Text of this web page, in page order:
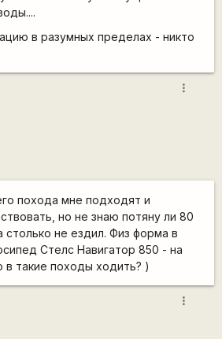
в разумных пределах - никто
more_vert
похода мне подходят и
но не знаю потяну ли 80
столько не ездил. Физ форма в
Стелс Навигатор 850 - на
такие походы ходить? )
more_vert